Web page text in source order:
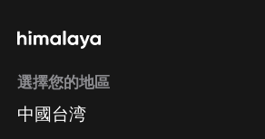
選擇您的地區
中國台湾